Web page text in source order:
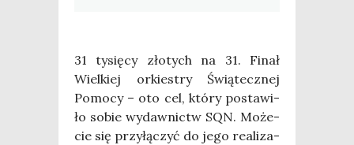
31 tysię­cy zło­tych na 31. Finał
Wiel­kiej orkie­stry Świą­tecz­nej
Pomo­cy – oto cel, któ­ry posta­wi­
ło sobie wydaw­nictw SQN. Może­
cie się przy­łą­czyć do jego reali­za­